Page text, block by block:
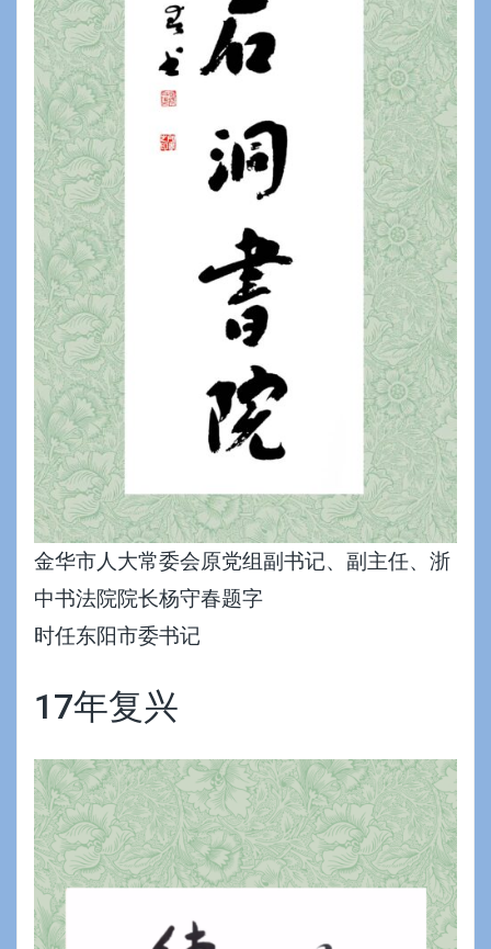
金华市人大常委会原党组副书记、副主任、浙
中书法院院长杨守春题字
时任东阳市委书记
17年复兴